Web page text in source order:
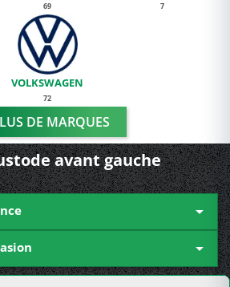
69 7
VOLKSWAGEN
72
DE MARQUES
avant gauche

